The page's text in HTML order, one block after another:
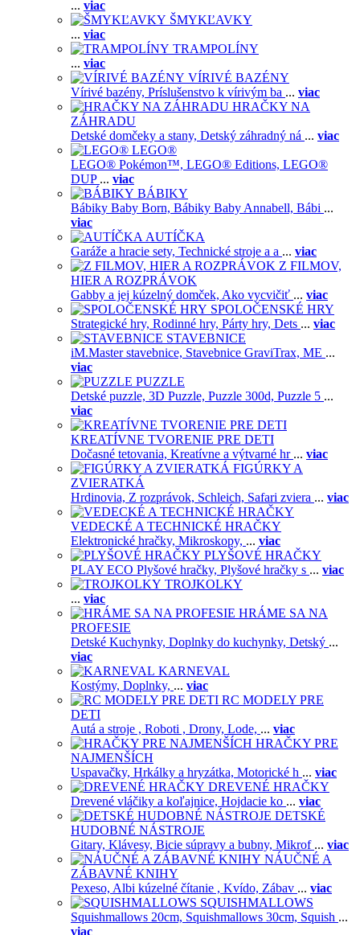
... viac
ŠMYKĽAVKY
... viac
TRAMPOLÍNY
... viac
VÍRIVÉ BAZÉNY
Vírivé bazény, Príslušenstvo k vírivým ba ... viac
HRAČKY NA
ZÁHRADU
Detské domčeky a stany, Detský záhradný ná ... viac
LEGO®
LEGO® Pokémon™, LEGO® Editions, LEGO®
DUP ... viac
BÁBIKY
Bábiky Baby Born, Bábiky Baby Annabell, Bábi ...
viac
AUTÍČKA
Garáže a hracie sety, Technické stroje a a ... viac
Z FILMOV,
HIER A ROZPRÁVOK
Gabby a jej kúzelný domček, Ako vycvičiť ... viac
SPOLOČENSKÉ HRY
Strategické hry, Rodinné hry, Párty hry, Dets ... viac
STAVEBNICE
iM.Master stavebnice, Stavebnice GraviTrax, ME ...
viac
PUZZLE
Detské puzzle, 3D Puzzle, Puzzle 300d, Puzzle 5 ...
viac
KREATÍVNE TVORENIE PRE DETI
Dočasné tetovania, Kreatívne a výtvarné hr ... viac
FIGÚRKY A
ZVIERATKÁ
Hrdinovia, Z rozprávok, Schleich, Safari zviera ... viac
VEDECKÉ A TECHNICKÉ HRAČKY
Elektronické hračky, Mikroskopy, ... viac
PLYŠOVÉ HRAČKY
PLAY ECO Plyšové hračky, Plyšové hračky s ... viac
TROJKOLKY
... viac
HRÁME SA NA
PROFESIE
Detské Kuchynky, Doplnky do kuchynky, Detský ...
viac
KARNEVAL
Kostýmy, Doplnky, ... viac
RC MODELY PRE
DETI
Autá a stroje , Roboti , Drony, Lode, ... viac
HRAČKY PRE
NAJMENŠÍCH
Uspavačky, Hrkálky a hryzátka, Motorické h ... viac
DREVENÉ HRAČKY
Drevené vláčiky a koľajnice, Hojdacie ko ... viac
DETSKÉ
HUDOBNÉ NÁSTROJE
Gitary, Klávesy, Bicie súpravy a bubny, Mikrof ... viac
NÁUČNÉ A
ZÁBAVNÉ KNIHY
Pexeso, Albi kúzelné čítanie , Kvído, Zábav ... viac
SQUISHMALLOWS
Squishmallows 20cm, Squishmallows 30cm, Squish ...
viac